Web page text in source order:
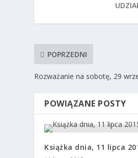
POPRZEDNI
Rozważanie na sobotę, 29
POWIĄZANE POSTY
Książka dnia, 11 lipca